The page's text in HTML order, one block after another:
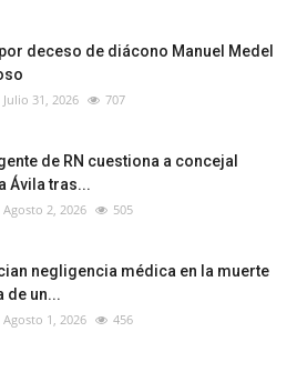
deceso de diácono Manuel Medel
Julio 31, 2026 707
de RN cuestiona a concejal
Ávila tras...
Agosto 2, 2026 505
negligencia médica en la muerte
de un...
Agosto 1, 2026 456